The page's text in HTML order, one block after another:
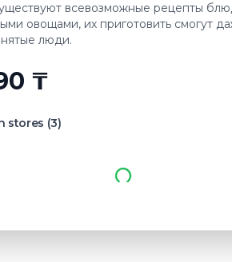
всевозможные рецепты
овощами, их приготовить смогут
люди.
₸
stores (3)